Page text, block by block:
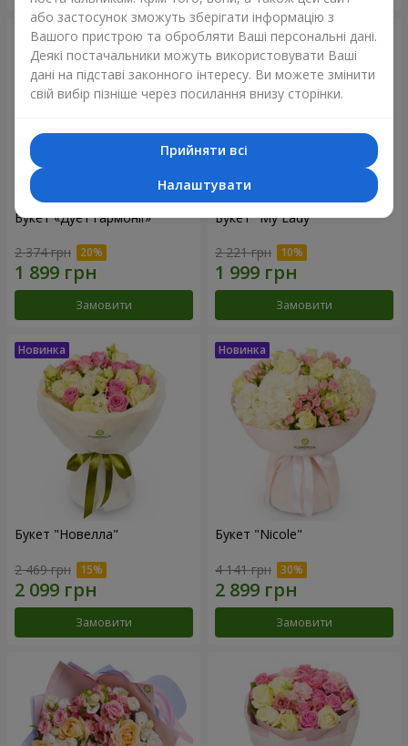
Букет «Дует гармонії»
2 374 грн
Замовити
Букет "My Lady"
2 221 грн
Замовити
Букет "Новелла"
2 469 грн
Замовити
Букет "Nicole"
4 141 грн
Замовити
або застосунок зможуть зберігати інформацію з
Вашого пристрою та обробляти Ваші персональні дані.
Деякі постачальники можуть використовувати Ваші
дані на підставі законного інтересу. Ви можете змінити
свій вибір пізніше через посилання внизу сторінки.
Прийняти всі
Налаштувати